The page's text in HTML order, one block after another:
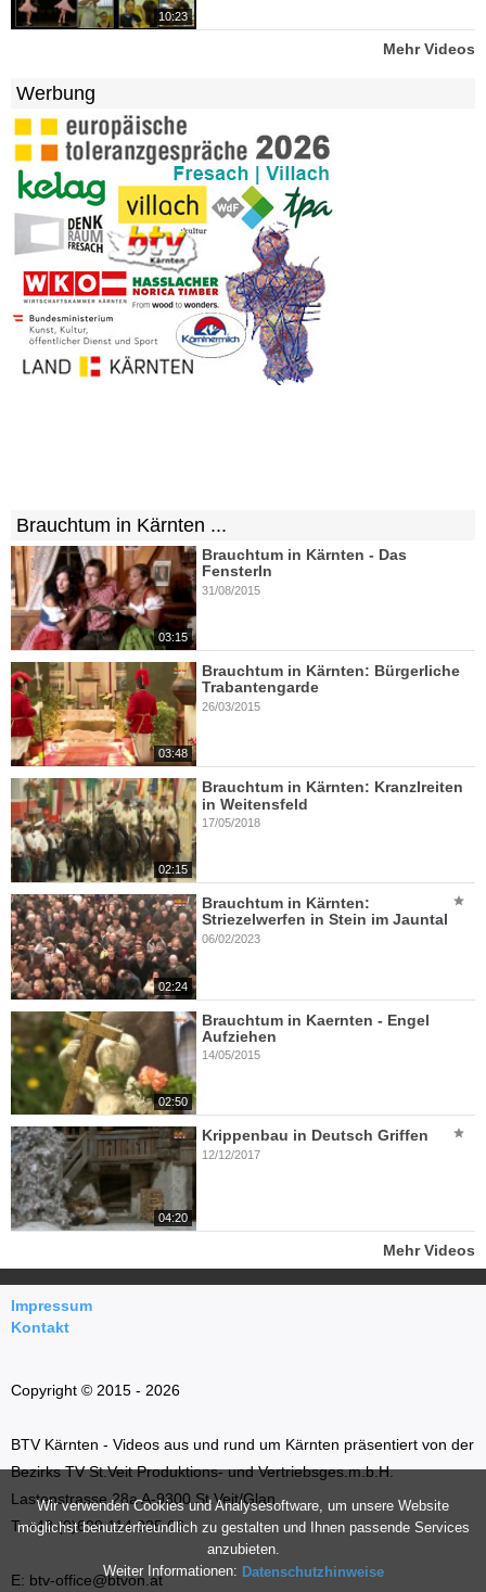
Wir verwenden Cookies und Analysesoftware, um unsere Website
möglichst benutzerfreundlich zu gestalten und Ihnen passende Services
anzubieten.
Weiter Informationen: Datenschutzhinweise
10:23
Mehr Videos
Werbung
Brauchtum in Kärnten ...
03:15
Brauchtum in Kärnten - Das
Fensterln
31/08/2015
03:48
Brauchtum in Kärnten: Bürgerliche
Trabantengarde
26/03/2015
02:15
Brauchtum in Kärnten: Kranzlreiten
in Weitensfeld
17/05/2018
02:24
Brauchtum in Kärnten:
Striezelwerfen in Stein im Jauntal
06/02/2023
02:50
Brauchtum in Kaernten - Engel
Aufziehen
14/05/2015
04:20
Krippenbau in Deutsch Griffen
12/12/2017
Mehr Videos
Impressum
Kontakt
Copyright © 2015 - 2026
BTV Kärnten - Videos aus und rund um Kärnten präsentiert von der
Bezirks TV St.Veit Produktions- und Vertriebsges.m.b.H.
Lastenstrasse 28a A-9300 St.Veit/Glan
T: +43 (0)699 114 035 66
E: btv-office@btvon.at